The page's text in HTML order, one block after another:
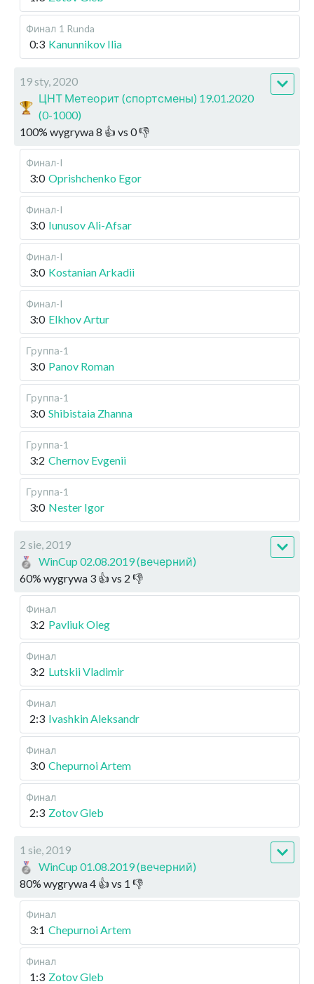
Финал 1 Runda
0:3 Kanunnikov Ilia
19 sty, 2020
ЦНТ Метеорит (спортсмены) 19.01.2020
(0-1000)
100% wygrywa8 👍 vs 0👎
Финал-I
3:0 Oprishchenko Egor
Финал-I
3:0 Iunusov Ali-Afsar
Финал-I
3:0 Kostanian Arkadii
Финал-I
3:0 Elkhov Artur
Группа-1
3:0 Panov Roman
Группа-1
3:0 Shibistaia Zhanna
Группа-1
3:2 Chernov Evgenii
Группа-1
3:0 Nester Igor
2 sie, 2019
WinCup 02.08.2019 (вечерний)
60% wygrywa 3 👍 vs 2 👎
Финал
3:2 Pavliuk Oleg
Финал
3:2 Lutskii Vladimir
Финал
2:3 Ivashkin Aleksandr
Финал
3:0 Chepurnoi Artem
Финал
2:3 Zotov Gleb
1 sie, 2019
WinCup 01.08.2019 (вечерний)
80% wygrywa4 👍 vs 1 👎
Финал
3:1 Chepurnoi Artem
Финал
1:3 Zotov Gleb